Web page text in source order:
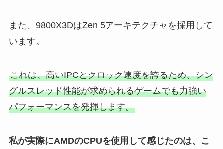
また、9800X3DはZen 5アーキテクチャを採用して
います。
これは、高いIPCとクロック速度を誇るため、シン
グルスレッド性能が求められるゲームでも力強い
パフォーマンスを発揮します。
私が実際にAMDのCPUを使用して感じたのは、こ